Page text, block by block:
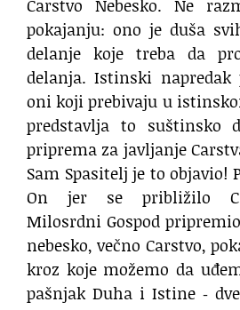
Carstvo Nebesko. Ne
pokajanju: ono je duša
delanje koje treba da
delanja. Istinski
oni koji prebivaju u
predstavlja to suštinsko
priprema za javljanje
Sam Spasitelj je to objavio!
On jer se približilo
Milosrdni Gospod
nebesko, večno Carstvo,
kroz koje možemo da
pašnjak Duha i Istine ‐